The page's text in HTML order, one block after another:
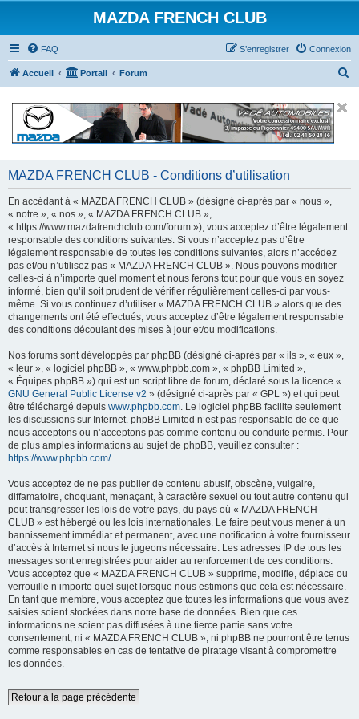
MAZDA FRENCH CLUB
FAQ Connexion
S’enregistrer
Accueil Portail Forum
c
MAZDA FRENCH CLUB - Conditions d’utilisation
En accédant à « MAZDA FRENCH CLUB » (désigné ci-après par « nous »,
« notre », « nos », « MAZDA FRENCH CLUB »,
« https://www.mazdafrenchclub.com/forum »), vous acceptez d’être légalement
responsable des conditions suivantes. Si vous n’acceptez pas d’être
légalement responsable de toutes les conditions suivantes, alors n’accédez
pas et/ou n’utilisez pas « MAZDA FRENCH CLUB ». Nous pouvons modifier
celles-ci à n’importe quel moment et nous ferons tout pour que vous en soyez
informé, bien qu’il soit prudent de vérifier régulièrement celles-ci par vous-
même. Si vous continuez d’utiliser « MAZDA FRENCH CLUB » alors que des
changements ont été effectués, vous acceptez d’être légalement responsable
des conditions découlant des mises à jour et/ou modifications.
Nos forums sont développés par phpBB (désigné ci-après par « ils », « eux »,
« leur », « logiciel phpBB », « www.phpbb.com », « phpBB Limited »,
« Équipes phpBB ») qui est un script libre de forum, déclaré sous la licence «
GNU General Public License v2 » (désigné ci-après par « GPL ») et qui peut
être téléchargé depuis www.phpbb.com . Le logiciel phpBB facilite seulement
les discussions sur Internet. phpBB Limited n’est pas responsable de ce que
nous acceptons ou n’acceptons pas comme contenu ou conduite permis. Pour
de plus amples informations au sujet de phpBB, veuillez consulter :
https://www.phpbb.com/.
Vous acceptez de ne pas publier de contenu abusif, obscène, vulgaire,
diffamatoire, choquant, menaçant, à caractère sexuel ou tout autre contenu qui
peut transgresser les lois de votre pays, du pays où « MAZDA FRENCH
CLUB » est hébergé ou les lois internationales. Le faire peut vous mener à un
bannissement immédiat et permanent, avec une notification à votre fournisseur
d’accès à Internet si nous le jugeons nécessaire. Les adresses IP de tous les
messages sont enregistrées pour aider au renforcement de ces conditions.
Vous acceptez que « MAZDA FRENCH CLUB » supprime, modifie, déplace ou
verrouille n’importe quel sujet lorsque nous estimons que cela est nécessaire.
En tant que membre, vous acceptez que toutes les informations que vous avez
saisies soient stockées dans notre base de données. Bien que ces
informations ne soient pas diffusées à une tierce partie sans votre
consentement, ni « MAZDA FRENCH CLUB », ni phpBB ne pourront être tenus
comme responsables en cas de tentative de piratage visant à compromettre
les données.
Retour à la page précédente